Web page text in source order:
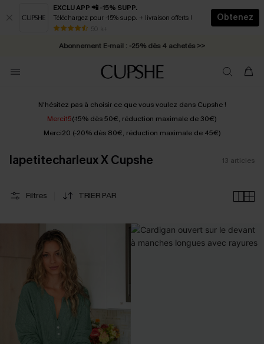
EXCLU APP 📲 -15% SUPP.
Téléchargez pour -15% supp. + livraison offerts !
50 k+
Obtenez
* Livraison éclair 2-3 jours ouvrés >>
Abonnement E-mail : -25% dès 4 achetés >>
N'hésitez pas à choisir ce que vous voulez dans Cupshe !
Merci15(-15% dès 50€, réduction maximale de 30€)
Merci20 (-20% dès 80€, réduction maximale de 45€)
lapetitecharleux X Cupshe 13 articles
Filtres TRIER PAR